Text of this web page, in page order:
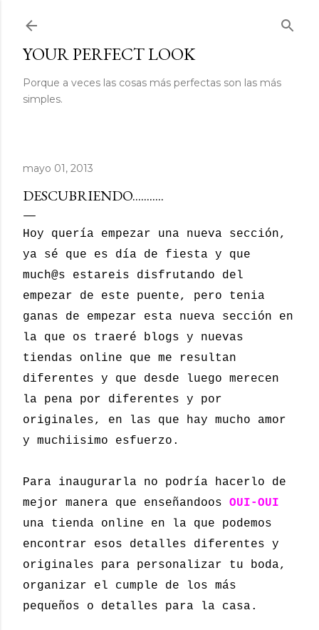
YOUR PERFECT LOOK
Porque a veces las cosas más perfectas son las más
simples.
mayo 01, 2013
DESCUBRIENDO...........
Hoy quería empezar una nueva sección,
ya sé que es día de fiesta y que
much@s estareis disfrutando del
empezar de este puente, pero tenia
ganas de empezar esta nueva sección en
la que os traeré blogs y nuevas
tiendas online que me resultan
diferentes y que desde luego merecen
la pena por diferentes y por
originales, en las que hay mucho amor
y muchiisimo esfuerzo.
Para inaugurarla no podría hacerlo de
mejor manera que enseñandoos OUI-OUI
una tienda online en la que podemos
encontrar esos detalles diferentes y
originales para personalizar tu boda,
organizar el cumple de los más
pequeños o detalles para la casa.